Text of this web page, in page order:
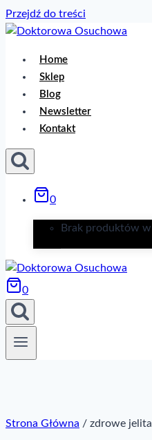
Przejdź do treści
Home
Sklep
Blog
Newsletter
Kontakt
0
Brak produktów
0
Strona Główna / zdrowe jelita